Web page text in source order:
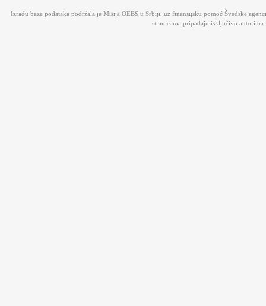
Izradu baze podataka podržala je Misija OEBS u Srbiji, uz finansijsku pomoć Švedske
stranicama pripadaju isključivo